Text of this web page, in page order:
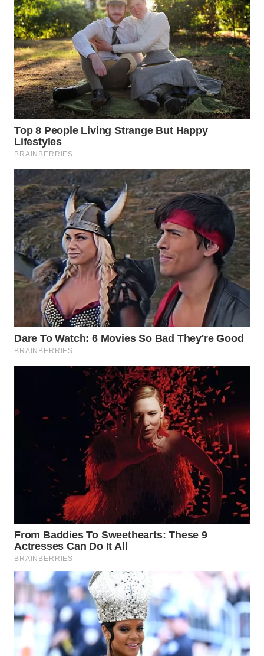
KONSUMEN
LISTRIK
MASYARAKAT
KELISTRIKAN
WALINKI
ID
MAWAKA
ID
MARTABAT
NET
PLN
WATCH
MKLI
LPKKI
LKKI
KOPEKLIN
ALPERKLINAS
TAMBANG
NEWS
SITUNGIR
NEWS
SIDIKALANG
NEWS